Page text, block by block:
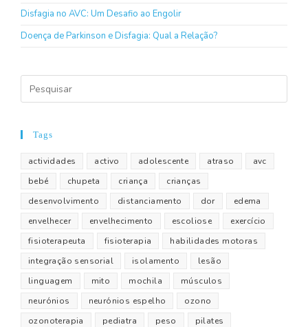
Disfagia no AVC: Um Desafio ao Engolir
Doença de Parkinson e Disfagia: Qual a Relação?
Tags
actividades activo adolescente atraso
avc
bebé
chupeta criança
crianças
desenvolvimento
distanciamento dor
edema
envelhecer
envelhecimento escoliose
exercício
fisioterapeuta
fisioterapia
habilidades motoras
integração sensorial
isolamento
lesão
linguagem
mito mochila
músculos
neurónios
neurónios espelho
ozono
ozonoterapia
pediatra peso
pilates